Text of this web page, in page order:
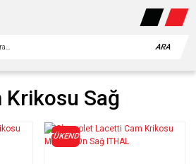
ARA
Krikosu Sağ
TÜKENDİ